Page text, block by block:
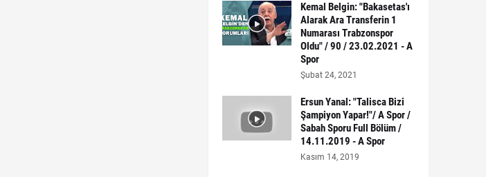
Kemal Belgin: "Bakasetas'ı
Alarak Ara Transferin 1
Numarası Trabzonspor
Oldu" / 90 / 23.02.2021 - A
Spor
Şubat 24, 2021
Ersun Yanal: "Talisca Bizi
Şampiyon Yapar!"/ A Spor /
Sabah Sporu Full Bölüm /
14.11.2019 - A Spor
Kasım 14, 2019